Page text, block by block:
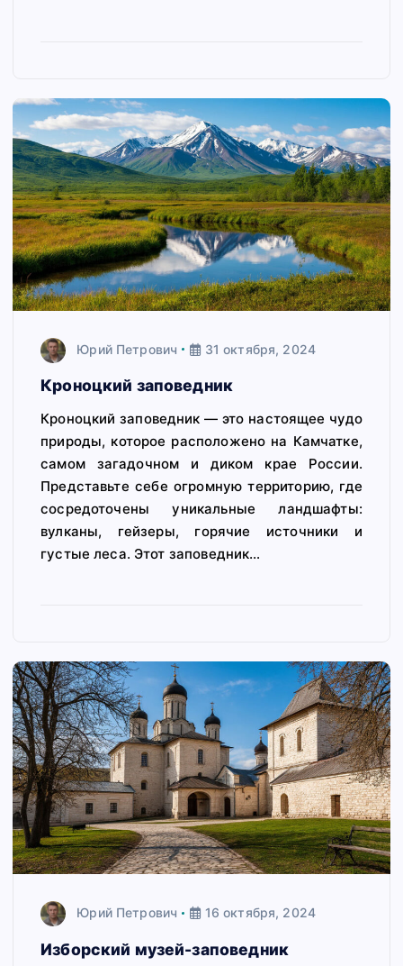
Юрий Петрович 31 октября, 2024
Кроноцкий заповедник
Кроноцкий заповедник — это настоящее чудо
природы, которое расположено на Камчатке,
самом загадочном и диком крае России.
Представьте себе огромную территорию, где
сосредоточены уникальные ландшафты:
вулканы, гейзеры, горячие источники и
густые леса. Этот заповедник…
Юрий Петрович 16 октября, 2024
Изборский музей-заповедник